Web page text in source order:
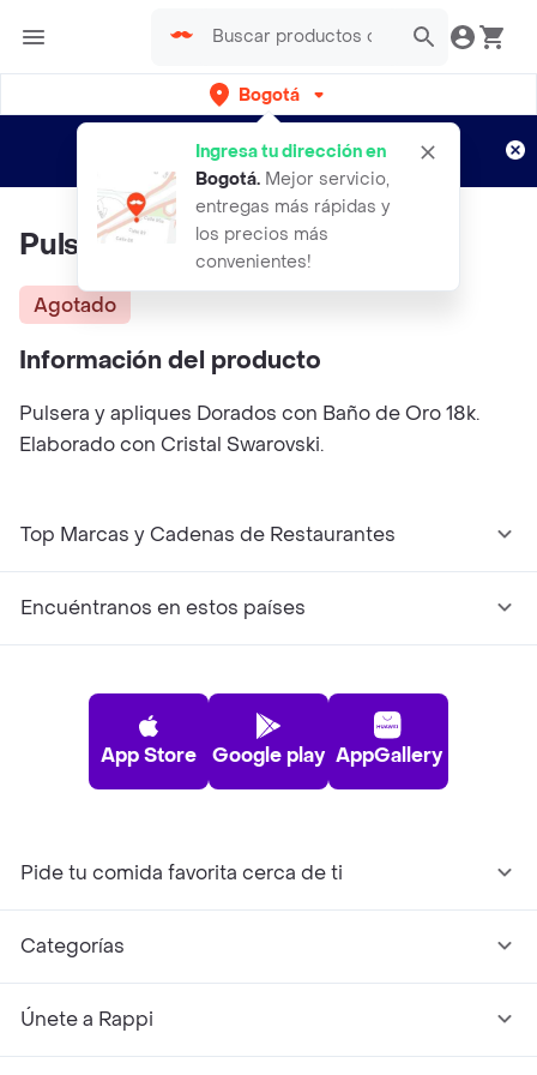
Bogotá
Ingresa tu dirección en
Bogotá. Mejor servicio,
entregas más rápidas y
los precios más
convenientes!
envíos gratis por semanas
Aplican TyC
Pulsera Nunca Pierdas La Fe
Agotado
Información del producto
Pulsera y apliques Dorados con Baño de Oro 18k.
Elaborado con Cristal Swarovski.
Top Marcas y Cadenas de Restaurantes
Encuéntranos en estos países
App Store Google play AppGallery
Pide tu comida favorita cerca de ti
Categorías
Únete a Rappi